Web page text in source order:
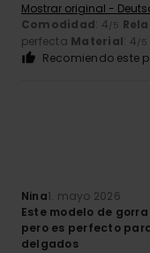
Mostrar original -
Comodidad: 4/5
perfecta Material: 4/5
Recomiendo este
Nina1. mayo 2026
Este modelo de
pero es perfecto
delgados